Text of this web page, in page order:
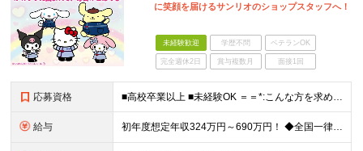
に笑顔を届けるサンリオのショップスタッフへ！
未経験歓迎 学歴不問 ベテランOK
完全週休2日 賞与複数月 面接1回
応募資格 ■高校卒業以上 ■未経験OK ＝＝*:こんな方を求めています！:*＝＝ ◇サンリオのキャラクターが好きな方 ◇自分のアイデアを店舗づくりに活かしたい方 ◇仕事を通してお客さまを笑顔にしたい方 ◇キャ
給与 初年度想定年収324万円～690万円！ ◆全国一律 月給230,000円～＋賞与＋通勤手当＋役職手当＋時間外手当 《手当充実！》 ＊昇給/年1回 ＊賞与/年2回（7月/12月） ＊通勤手当：交通費